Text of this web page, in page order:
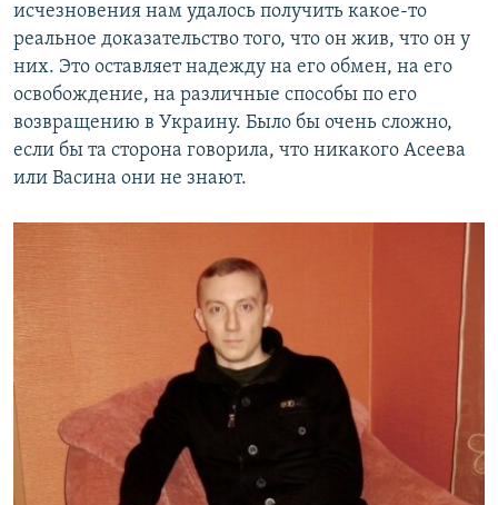
исчезновения нам удалось получить какое-то
реальное доказательство того, что он жив, что он у
них. Это оставляет надежду на его обмен, на его
освобождение, на различные способы по его
возвращению в Украину. Было бы очень сложно,
если бы та сторона говорила, что никакого Асеева
или Васина они не знают.